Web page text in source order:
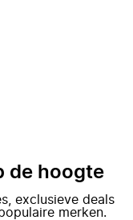
de hoogte
exclusieve deals
merken.